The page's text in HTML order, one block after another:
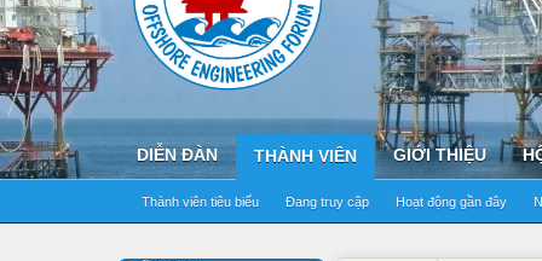
DIỄN ĐÀN THÀNH VIÊN
Thành viên tiêu biểu Đang truy cập Hoạt động gần đây
GIỚI THIỆU